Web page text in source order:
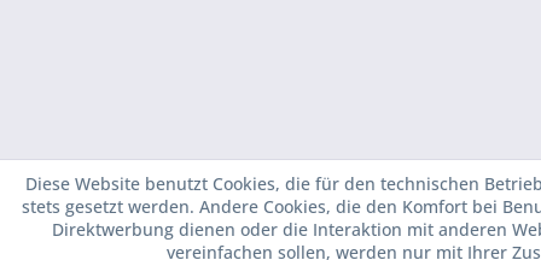
Diese Website benutzt Cookies, die für den technischen
stets gesetzt werden. Andere Cookies, die den Komfort bei
Direktwerbung dienen oder die Interaktion mit anderen
vereinfachen sollen, werden nur mit Ihrer